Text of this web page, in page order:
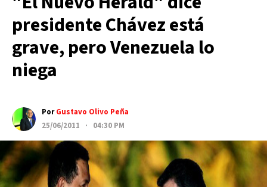
presidente Chávez está
grave, pero Venezuela lo
niega
PorGustavo Olivo Peña
25/06/2011 · 04:30 PM